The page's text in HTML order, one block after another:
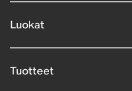
Luokat
Tuotteet